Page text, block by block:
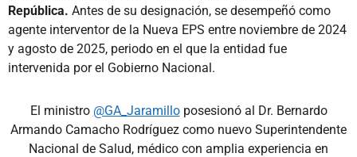
República. Antes de su designación, se desempeñó como
agente interventor de la Nueva EPS entre noviembre de 2024
y agosto de 2025, periodo en el que la entidad fue
intervenida por el Gobierno Nacional.
El ministro @GA_Jaramilloposesionó al Dr. Bernardo
Armando Camacho Rodríguez como nuevo Superintendente
Nacional de Salud, médico con amplia experiencia en